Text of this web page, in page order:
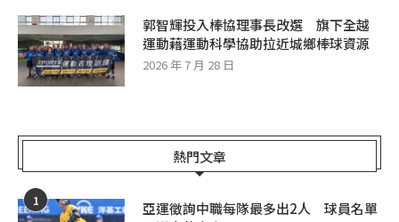
郭智輝投入棒協理事長改選 旗下全越
運動藉運動科學協助拉近城鄉棒球資源
2026 年 7 月 28 日
熱門文章
1
亞運徵詢中職每隊最多出2人 球員名單